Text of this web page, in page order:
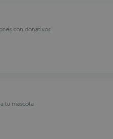
con donativos
tu mascota